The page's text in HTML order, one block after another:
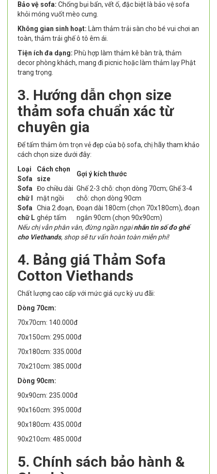
Bảo vệ sofa: Chống bụi bẩn, vết ố, đặc biệt là bảo vệ sofa
khỏi móng vuốt mèo cưng.
Không gian sinh hoạt: Làm thảm trải sàn cho bé vui chơi an
toàn, thảm trải ghế ô tô êm ái.
Tiện ích đa dạng: Phù hợp làm thảm kê bàn trà, thảm
decor phòng khách, mang đi picnic hoặc làm thảm lạy Phật
trang trọng.
3. Hướng dẫn chọn size
thảm sofa chuẩn xác từ
chuyên gia
Để tấm thảm ôm trọn vẻ đẹp của bộ sofa, chị hãy tham khảo
cách chọn size dưới đây:
Loại
Sofa
Cách chọn
size
Gợi ý kích thước
Sofa
chữ I
Đo chiều dài
mặt ngồi
Ghế 2-3 chỗ: chọn dòng 70cm; Ghế 3-4
chỗ: chọn dòng 90cm
Sofa
chữ L
Chia 2 đoạn,
ghép tấm
Đoạn dài 180cm (chọn 70x180cm), đoạn
ngắn 90cm (chọn 90x90cm)
Nếu chị vẫn phân vân, đừng ngần ngạinhắn tin số đo ghế
cho Viethands, shop sẽ tư vấn hoàn toàn miễn phí!
4. Bảng giá Thảm Sofa
Cotton Viethands
Chất lượng cao cấp với mức giá cực kỳ ưu đãi:
Dòng 70cm:
70x70cm: 140.000đ
70x150cm: 295.000đ
70x180cm: 335.000đ
70x210cm: 385.000đ
Dòng 90cm:
90x90cm: 235.000đ
90x160cm: 395.000đ
90x180cm: 435.000đ
90x210cm: 485.000đ
5. Chính sách bảo hành &